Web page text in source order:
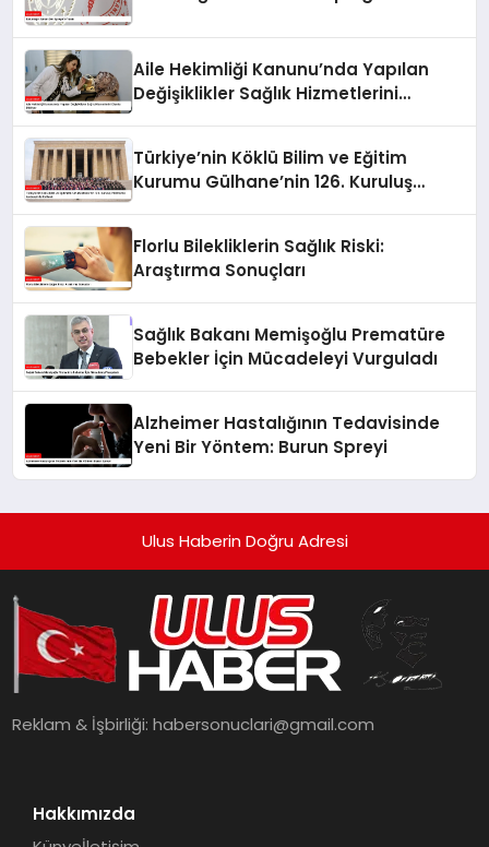
Aile Hekimliği Kanunu’nda Yapılan
Değişiklikler Sağlık Hizmetlerini
Türkiye’nin Köklü Bilim ve Eğitim
Kurumu Gülhane’nin 126. Kuruluş
Florlu Bilekliklerin Sağlık Riski:
Araştırma Sonuçları
Sağlık Bakanı Memişoğlu Prematüre
Bebekler İçin Mücadeleyi Vurguladı
Alzheimer Hastalığının Tedavisinde
Yeni Bir Yöntem: Burun Spreyi
Ulus Haberin Doğru Adresi
Reklam & İşbirliği:habersonuclari@gmail.com
Hakkımızda